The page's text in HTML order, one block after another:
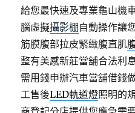
給您最快速及專業龜山機
腦虛擬攝影棚 自動操作讓
筋膜腹部拉皮緊緻腹直肌
整有美感新莊當舖合法利
需用錢申辦汽車當舖借錢
工售後LED軌道燈照明的